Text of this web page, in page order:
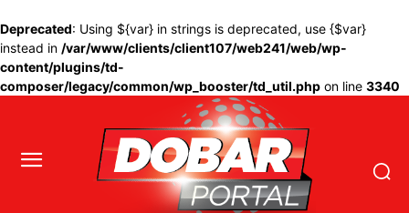
Deprecated: Using ${var} in strings is deprecated, use {$var}
instead in /var/www/clients/client107/web241/web/wp-
content/plugins/td-
composer/legacy/common/wp_booster/td_util.php on line 3340